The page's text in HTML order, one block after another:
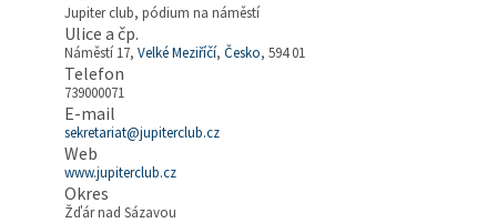
Jupiter club, pódium na náměstí
Ulice a čp.
Náměstí 17,Velké Meziříčí,Česko, 594 01
Telefon
739000071
E-mail
sekretariat@jupiterclub.cz
Web
www.jupiterclub.cz
Okres
Žďár nad Sázavou